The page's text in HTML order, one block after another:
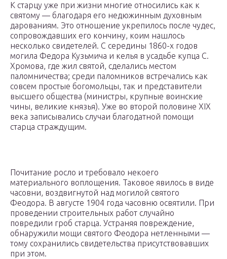
К старцу уже при жизни многие относились как к
святому — благодаря его недюжинным духовным
дарованиям. Это отношение укрепилось после чудес,
сопровождавших его кончину, коим нашлось
несколько свидетелей. С середины 1860-х годов
могила Федора Кузьмича и келья в усадьбе купца С.
Хромова, где жил святой, сделались местом
паломничества; среди паломников встречались как
совсем простые богомольцы, так и представители
высшего общества (министры, крупные воинские
чины, великие князья). Уже во второй половине XIX
века записывались случаи благодатной помощи
старца страждущим.
Почитание росло и требовало некоего
материального воплощения. Таковое явилось в виде
часовни, воздвигнутой над могилой святого
Феодора. В августе 1904 года часовню освятили. При
проведении строительных работ случайно
повредили гроб старца. Устраняя повреждение,
обнаружили мощи святого Феодора нетленными —
тому сохранились свидетельства присутствовавших
при этом.